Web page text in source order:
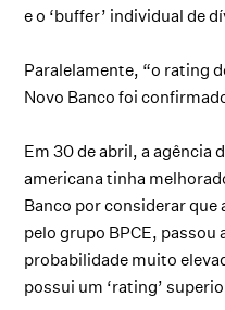
e o ‘buffer’ individual de
Paralelamente, “o rating
Novo Banco foi
Em 30 de abril, a agência
americana tinha
Banco por considerar
pelo grupo BPCE, passou
probabilidade muito
possui um ‘rating’